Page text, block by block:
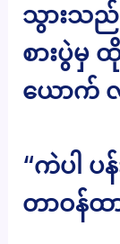
သွားသည်
စားပွဲမှ
ယောက်
“ကဲပါ
တာဝန်ထ